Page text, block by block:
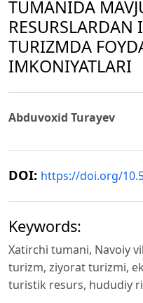
TUMANIDA
RESURSLARDAN
TURIZMDA
IMKONIYATLARI
Abduvoxid Turayev
DOI: https://doi.org/
Keywords:
Xatirchi tumani, Navoiy
turizm, ziyorat turizmi,
turistik resurs, hududiy